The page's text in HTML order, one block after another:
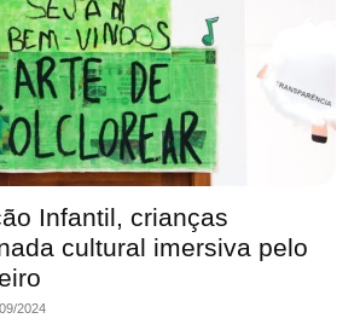
Infantil, crianças
cultural imersiva pelo
2024